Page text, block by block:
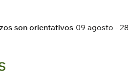
son orientativos 09 agosto -